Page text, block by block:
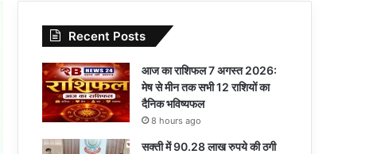
Recent Posts
आज का राशिफल 7 अगस्त 2026:
मेष से मीन तक सभी 12 राशियों का
दैनिक भविष्यफल
8 hours ago
सक्ती में 90.28 लाख रुपये की ठगी